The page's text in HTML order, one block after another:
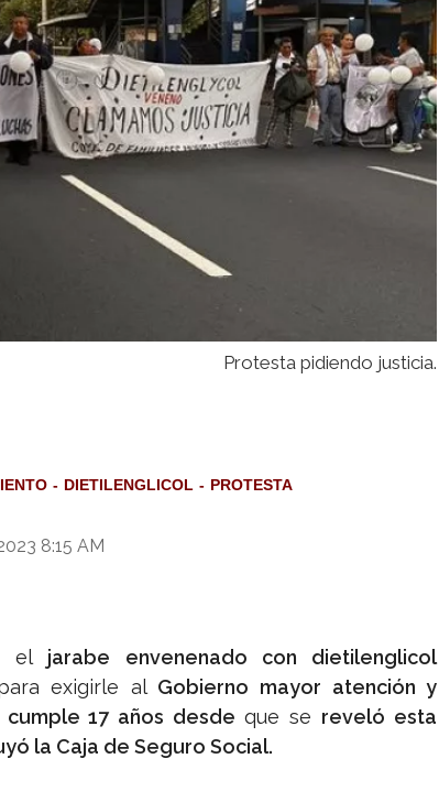
Protesta pidiendo justicia.
DIETILENGLICOL
PROTESTA
8:15 AM
eljarabe envenenado con dietilenglicol
exigirle al Gobierno mayor atención y
cumple 17 años desdeque se reveló esta
la Caja de Seguro Social.